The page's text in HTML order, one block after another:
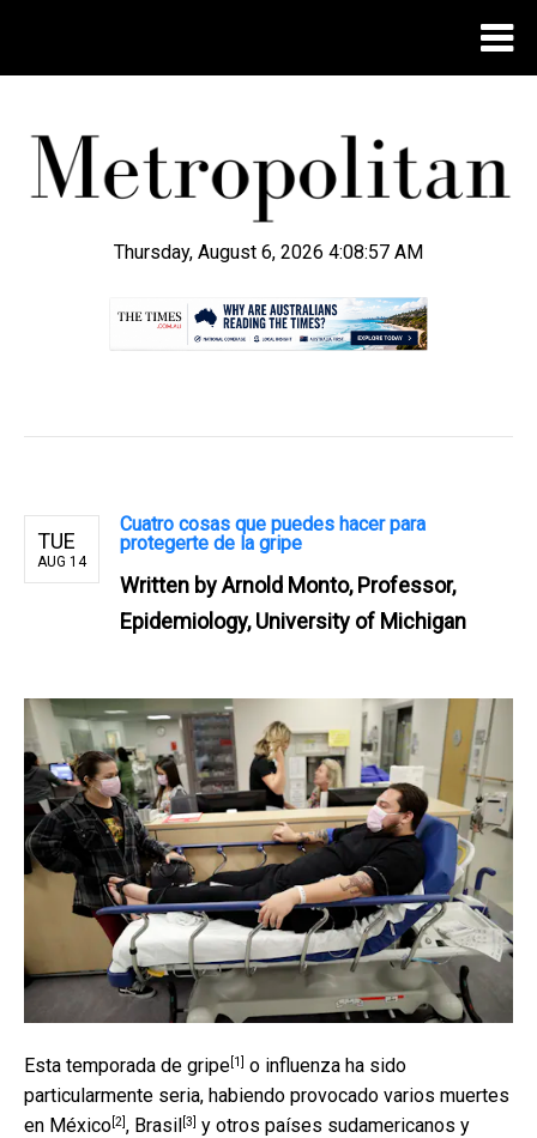
Thursday, August 6, 2026 4:08:57 AM
TUE
AUG 14
Cuatro cosas que puedes hacer para
protegerte de la gripe
Written byArnold Monto, Professor,
Epidemiology, University of Michigan
Esta temporada de gripe[1] o influenza ha sido
particularmente seria, habiendo provocado varios muertes
en México[2], Brasil[3] y otros países sudamericanos y